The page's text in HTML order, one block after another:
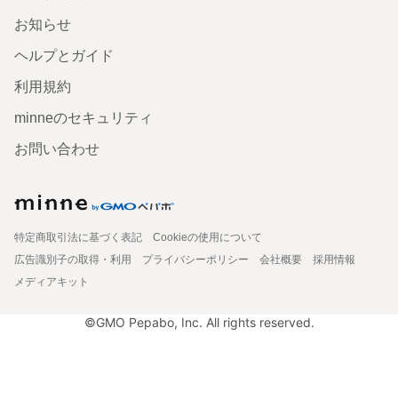
お知らせ
ヘルプとガイド
利用規約
minneのセキュリティ
お問い合わせ
特定商取引法に基づく表記
Cookieの使用について
広告識別子の取得・利用
プライバシーポリシー 会社概要
採用情報
メディアキット
©GMO Pepabo, Inc. All rights reserved.